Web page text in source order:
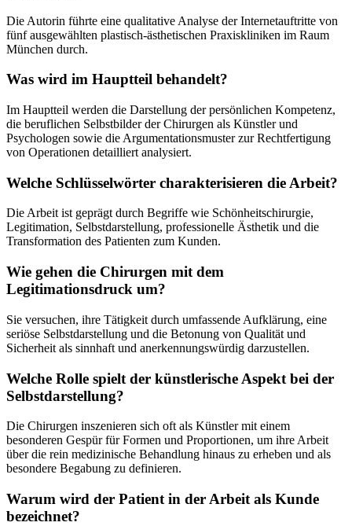
Die Autorin führte eine qualitative Analyse der Internetauftritte von
fünf ausgewählten plastisch-ästhetischen Praxiskliniken im Raum
München durch.
Was wird im Hauptteil behandelt?
Im Hauptteil werden die Darstellung der persönlichen Kompetenz,
die beruflichen Selbstbilder der Chirurgen als Künstler und
Psychologen sowie die Argumentationsmuster zur Rechtfertigung
von Operationen detailliert analysiert.
Welche Schlüsselwörter charakterisieren die Arbeit?
Die Arbeit ist geprägt durch Begriffe wie Schönheitschirurgie,
Legitimation, Selbstdarstellung, professionelle Ästhetik und die
Transformation des Patienten zum Kunden.
Wie gehen die Chirurgen mit dem
Legitimationsdruck um?
Sie versuchen, ihre Tätigkeit durch umfassende Aufklärung, eine
seriöse Selbstdarstellung und die Betonung von Qualität und
Sicherheit als sinnhaft und anerkennungswürdig darzustellen.
Welche Rolle spielt der künstlerische Aspekt bei der
Selbstdarstellung?
Die Chirurgen inszenieren sich oft als Künstler mit einem
besonderen Gespür für Formen und Proportionen, um ihre Arbeit
über die rein medizinische Behandlung hinaus zu erheben und als
besondere Begabung zu definieren.
Warum wird der Patient in der Arbeit als Kunde
bezeichnet?